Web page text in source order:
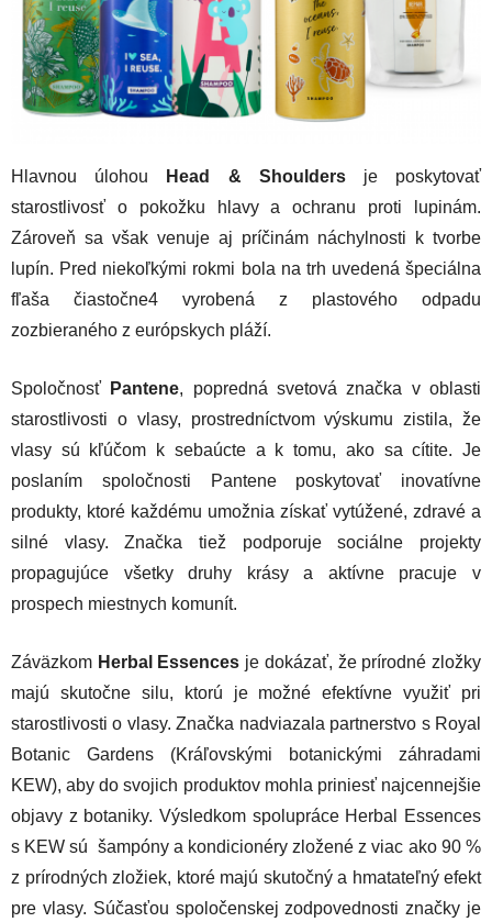
Hlavnou úlohou Head & Shouldersje poskytovať
starostlivosť o pokožku hlavy a ochranu proti lupinám.
Zároveň sa však venuje aj príčinám náchylnosti k tvorbe
lupín. Pred niekoľkými rokmi bola na trh uvedená špeciálna
fľaša čiastočne4 vyrobená z plastového odpadu
zozbieraného z európskych pláží.
Spoločnosť Pantene, popredná svetová značka v oblasti
starostlivosti o vlasy, prostredníctvom výskumu zistila, že
vlasy sú kľúčom k sebaúcte a k tomu, ako sa cítite. Je
poslaním spoločnosti Pantene poskytovať inovatívne
produkty, ktoré každému umožnia získať vytúžené, zdravé a
silné vlasy. Značka tiež podporuje sociálne projekty
propagujúce všetky druhy krásy a aktívne pracuje v
prospech miestnych komunít.
Záväzkom Herbal Essences je dokázať, že prírodné zložky
majú skutočne silu, ktorú je možné efektívne využiť pri
starostlivosti o vlasy. Značka nadviazala partnerstvo s Royal
Botanic Gardens (Kráľovskými botanickými záhradami
KEW), aby do svojich produktov mohla priniesť najcennejšie
objavy z botaniky. Výsledkom spolupráce Herbal Essences
s KEW sú šampóny a kondicionéry zložené z viac ako 90 %
z prírodných zložiek, ktoré majú skutočný a hmatateľný efekt
pre vlasy. Súčasťou spoločenskej zodpovednosti značky je